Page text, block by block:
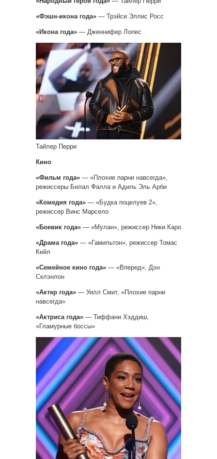
«Фэшн-икона года» — Трэйси Эллис Росс
«Икона года» — Дженнифер Лопес
Тайлер Перри
Кино
«Фильм года» — «Плохие парни навсегда»,
режиссеры Билал Фалла и Адиль Эль Арби
«Комедия года» — «Будка поцелуев 2»,
режиссер Винс Марсело
«Боевик года» — «Мулан», режиссер Ники Каро
«Драма года» — «Гамильтон», режиссер Томас
Кейл
«Семейное кино года» — «Вперед», Дэн
Склэнлон
«Актер года» — Уилл Смит, «Плохие парни
навсегда»
«Актриса года» — Тиффани Хэддиш,
«Гламурные боссы»